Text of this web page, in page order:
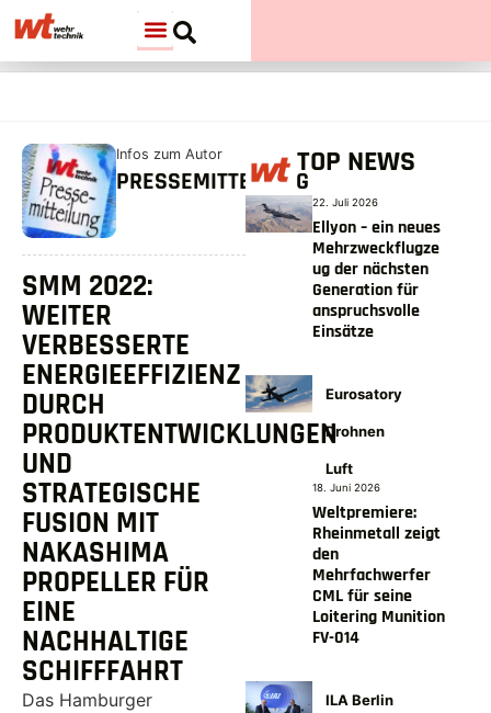
Infos zum Autor
PRESSEMITTEILUNG
SMM 2022:
WEITER
VERBESSERTE
ENERGIEEFFIZIENZ
DURCH
PRODUKTENTWICKLUNGEN
UND
STRATEGISCHE
FUSION MIT
NAKASHIMA
PROPELLER FÜR
EINE
NACHHALTIGE
SCHIFFFAHRT
Das Hamburger
TOP NEWS
22. Juli 2026
Ellyon – ein neues
Mehrzweckflugze
ug der nächsten
Generation für
anspruchsvolle
Einsätze
Eurosatory
Drohnen
Luft
18. Juni 2026
Weltpremiere:
Rheinmetall zeigt
den
Mehrfachwerfer
CML für seine
Loitering Munition
FV-014
ILA Berlin